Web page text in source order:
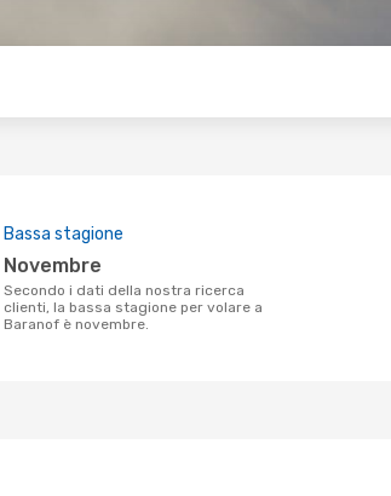
Bassa stagione
novembre
Secondo i dati della nostra ricerca
clienti, la bassa stagione per volare a
Baranof è novembre.